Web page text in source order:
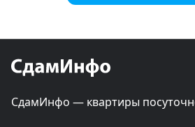
СдамИнфо — квартиры